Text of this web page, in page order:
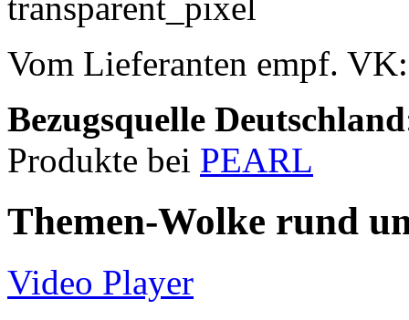
Vom Lieferanten empf.
Bezugsquelle Deutschland
Produkte bei PEARL
Themen-Wolke rund
Video Player